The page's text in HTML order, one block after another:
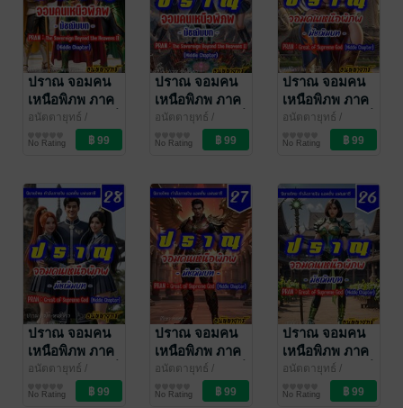
ปราณ จอมคน
เหนือพิภพ ภาค
มัชฌิมบท เล่มที่
31 (601-620)
อนัตตายุทธ์ /
CoachPatm
Inspiraton
นิยายกำลังภายใน
No Rating
ปราณ จอมคน
เหนือพิภพ ภาค
มัชฌิมบท เล่มที่
30 (581-600)
อนัตตายุทธ์ /
CoachPatm
Inspiraton
นิยายกำลังภายใน
No Rating
ปราณ จอมคน
เหนือพิภพ ภาค
มัชฌิมบท เล่มที่
29 (561-580)
อนัตตายุทธ์ /
CoachPatm
Inspiraton
นิยายกำลังภายใน
No Rating
ปราณ จอมคน
เหนือพิภพ ภาค
มัชฌิมบท เล่มที่
28 (541-560)
อนัตตายุทธ์ /
CoachPatm
Inspiraton
นิยายกำลังภายใน
No Rating
ปราณ จอมคน
เหนือพิภพ ภาค
มัชฌิมบท เล่มที่
27 (521-540)
อนัตตายุทธ์ /
CoachPatm
Inspiraton
นิยายกำลังภายใน
No Rating
ปราณ จอมคน
เหนือพิภพ ภาค
มัชฌิมบท เล่มที่
26 (501-520)
อนัตตายุทธ์ /
CoachPatm
Inspiraton
นิยายกำลังภายใน
No Rating